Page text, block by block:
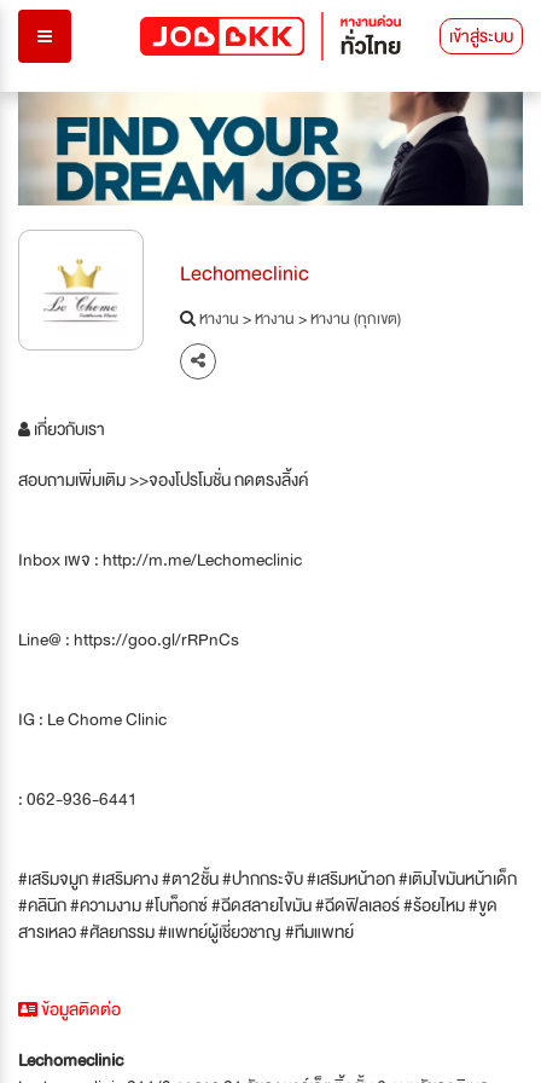
เข้าสู่ระบบ
Lechomeclinic
หางาน>หางาน>หางาน (ทุกเขต)
เกี่ยวกับเรา
สอบถามเพิ่มเติม >>จองโปรโมชั่น กดตรงลิ้งค์
Inbox เพจ : http://m.me/Lechomeclinic
Line@ : https://goo.gl/rRPnCs
IG : Le Chome Clinic
: 062-936-6441
#เสริมจมูก #เสริมคาง #ตา2ชั้น #ปากกระจับ #เสริมหน้าอก #เติมไขมันหน้าเด็ก
#คลินิก #ความงาม #โบท็อกซ์ #ฉีดสลายไขมัน #ฉีดฟิลเลอร์ #ร้อยไหม #ขูด
สารเหลว #ศัลยกรรม #แพทย์ผู้เชี่ยวชาญ #ทีมแพทย์
ข้อมูลติดต่อ
Lechomeclinic